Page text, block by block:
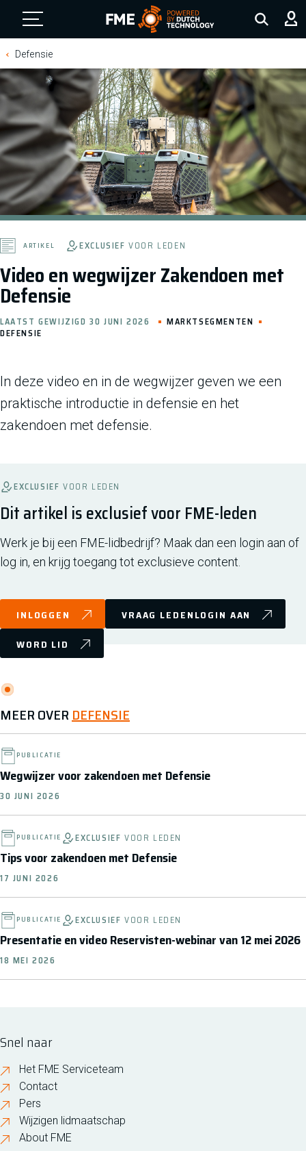
FME Logo, to the homepage
Defensie
Video en wegwijzer Zakendoen met
Defensie
ARTIKEL EXCLUSIEFVOOR LEDEN
LAATST GEWIJZIGD 30 JUNI 2026
MARKTSEGMENTEN
DEFENSIE
In deze video en in de wegwijzer geven we een
praktische introductie in defensie en het
zakendoen met defensie.
EXCLUSIEF VOOR LEDEN
Dit artikel is exclusief voor FME-leden
Werk je bij een FME-lidbedrijf? Maak dan een login aan of
log in, en krijg toegang tot exclusieve content.
INLOGGEN
VRAAG LEDENLOGIN AAN
WORD LID
MEER OVERDEFENSIE
PUBLICATIE
Wegwijzer voor zakendoen met Defensie
30 JUNI 2026
PUBLICATIE EXCLUSIEF VOOR LEDEN
Tips voor zakendoen met Defensie
17 JUNI 2026
PUBLICATIE EXCLUSIEF VOOR LEDEN
Presentatie en video Reservisten-webinar van 12 mei 2026
18 MEI 2026
Snel naar
Het FME Serviceteam
Contact
Pers
Wijzigen lidmaatschap
About FME